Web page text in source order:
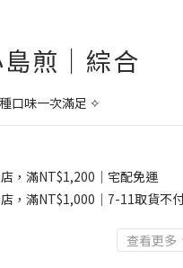
煎｜綜合
口味一次滿足 ✧
，滿NT$1,200｜宅配免運
，滿NT$1,000｜7-11取貨不
查看更多